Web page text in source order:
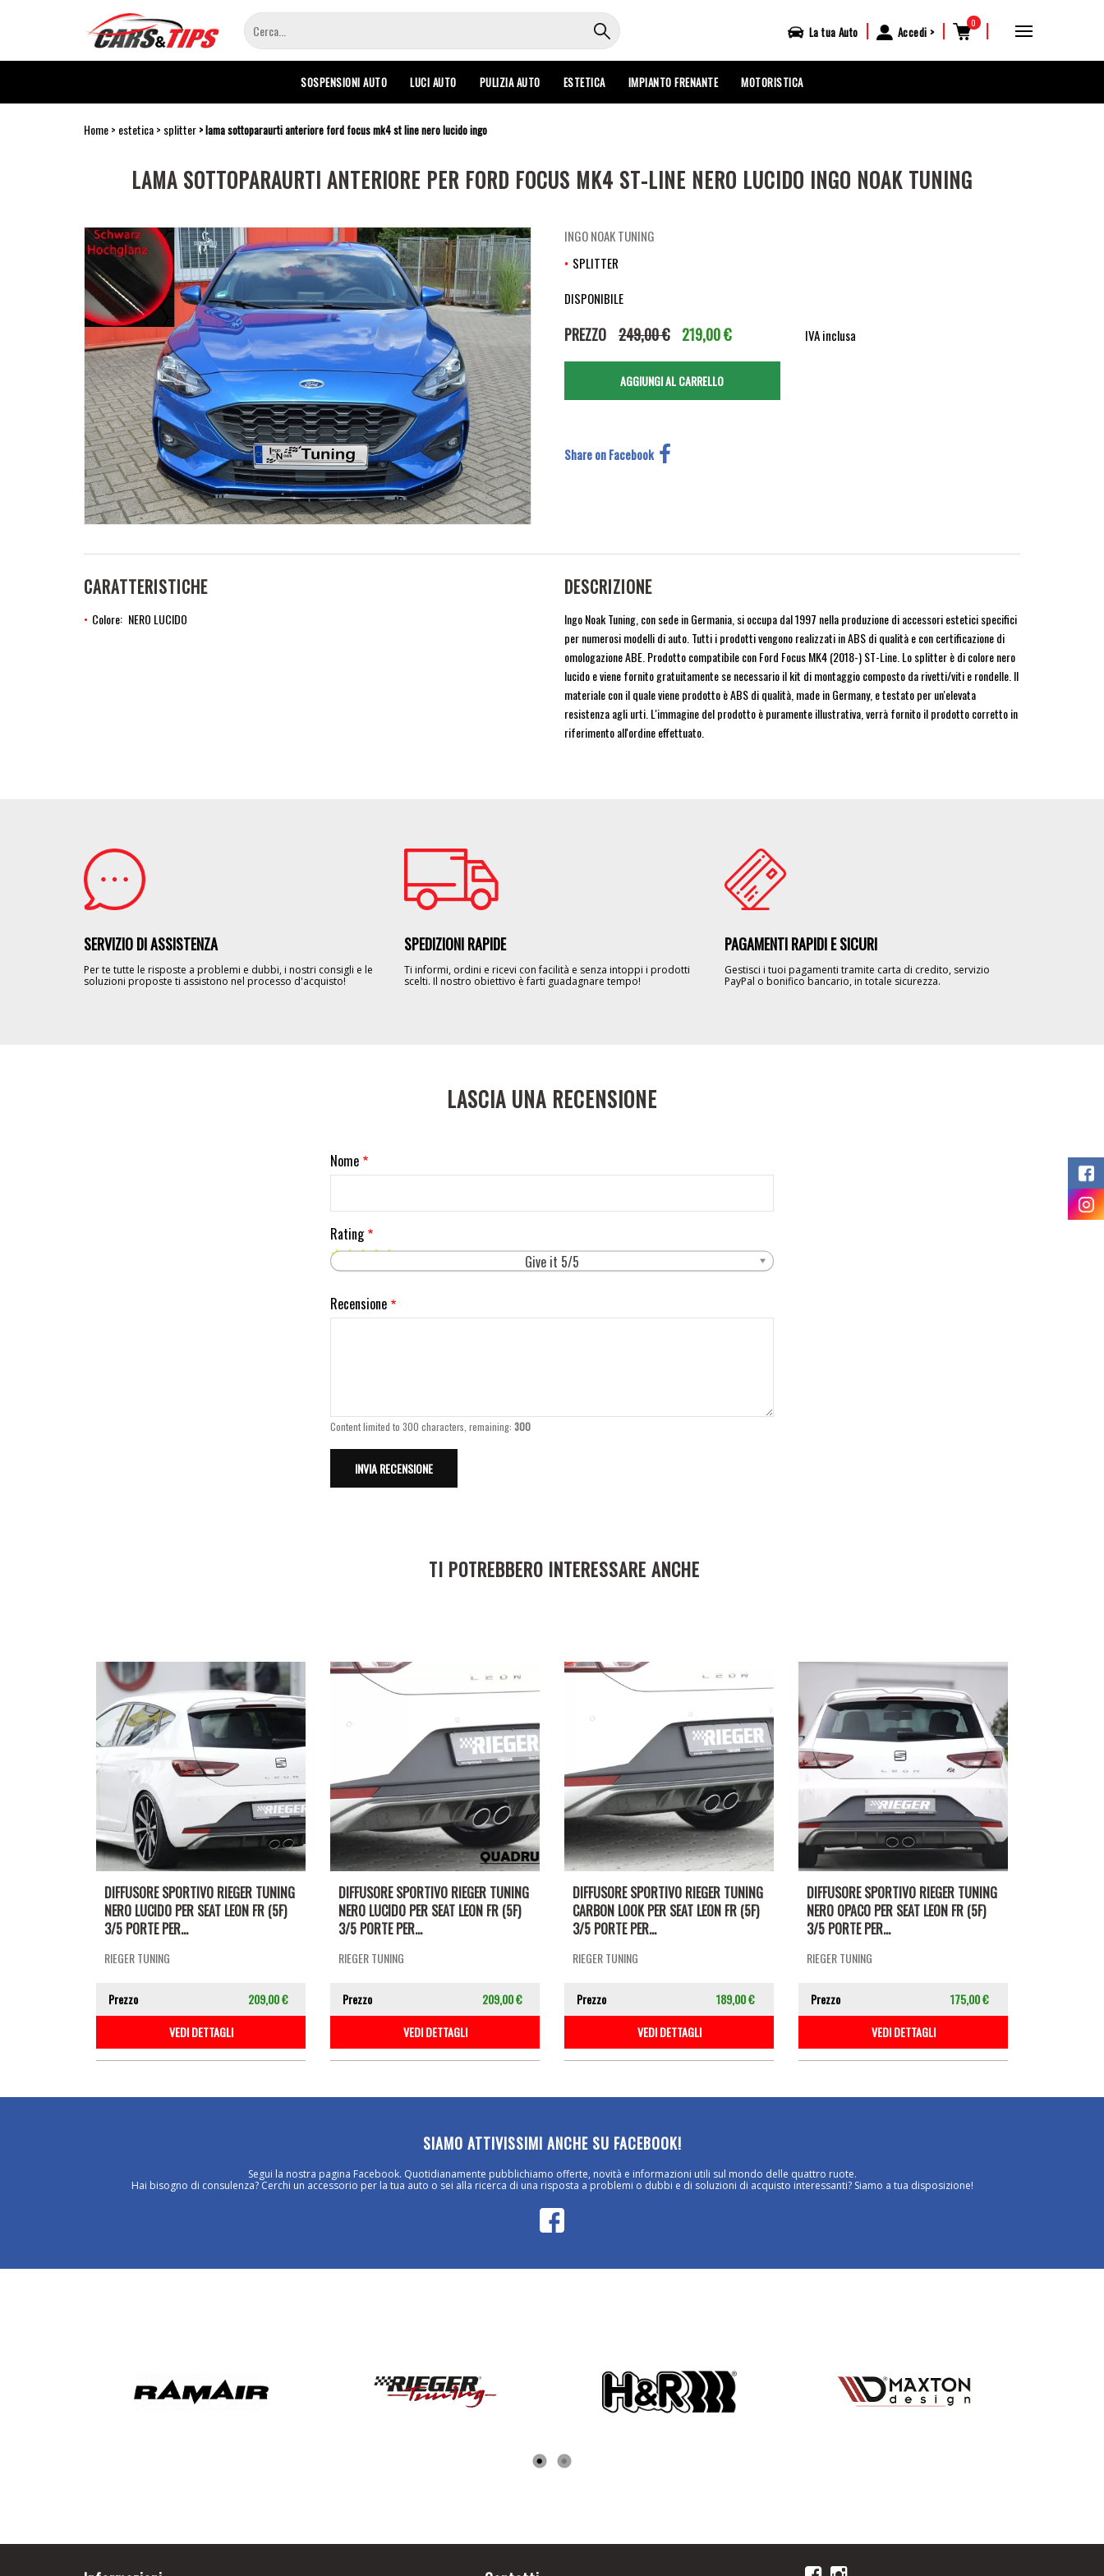
principale
La tua Auto | Accedi | 0 |
SOSPENSIONI AUTO LUCI AUTO PULIZIA AUTO ESTETICA IMPIANTO FRENANTE MOTORISTICA
Home estetica splitter lama sottoparaurti anteriore ford focus mk4 st line nero lucido ingo
LAMA SOTTOPARAURTI ANTERIORE PER FORD FOCUS MK4 ST-LINE NERO LUCIDO INGO NOAK TUNING
INGO NOAK TUNING
SPLITTER
DISPONIBILE
PREZZO 249,00 € 219,00 € IVA inclusa
Share on Facebook
CARATTERISTICHE
Colore NERO LUCIDO
DESCRIZIONE
Ingo Noak Tuning, con sede in Germania, si occupa dal 1997 nella produzione di accessori estetici specifici
per numerosi modelli di auto. Tutti i prodotti vengono realizzati in ABS di qualità e con certificazione di
omologazione ABE. Prodotto compatibile con Ford Focus MK4 (2018-) ST-Line. Lo splitter è di colore nero
lucido e viene fornito gratuitamente se necessario il kit di montaggio composto da rivetti/viti e rondelle. Il
materiale con il quale viene prodotto è ABS di qualità, made in Germany, e testato per un'elevata
resistenza agli urti. L'immagine del prodotto è puramente illustrativa, verrà fornito il prodotto corretto in
riferimento all'ordine effettuato.
Image
SERVIZIO DI ASSISTENZA
Per te tutte le risposte a problemi e dubbi, i nostri consigli e le
soluzioni proposte ti assistono nel processo d'acquisto!
Image
SPEDIZIONI RAPIDE
Ti informi, ordini e ricevi con facilità e senza intoppi i prodotti
scelti. Il nostro obiettivo è farti guadagnare tempo!
Image
PAGAMENTI RAPIDI E SICURI
Gestisci i tuoi pagamenti tramite carta di credito, servizio
PayPal o bonifico bancario, in totale sicurezza.
LASCIA UNA RECENSIONE
Nome
Rating
Give it 5/5
Recensione
Content limited to 300 characters, remaining: 300
TI POTREBBERO INTERESSARE ANCHE
DIFFUSORE SPORTIVO RIEGER TUNING
NERO LUCIDO PER SEAT LEON FR (5F)
3/5 PORTE PER...
RIEGER TUNING
Prezzo
209,00 €
VEDI DETTAGLI
DIFFUSORE SPORTIVO RIEGER TUNING
NERO LUCIDO PER SEAT LEON FR (5F)
3/5 PORTE PER...
RIEGER TUNING
Prezzo
209,00 €
VEDI DETTAGLI
DIFFUSORE SPORTIVO RIEGER TUNING
CARBON LOOK PER SEAT LEON FR (5F)
3/5 PORTE PER...
RIEGER TUNING
Prezzo
189,00 €
VEDI DETTAGLI
DIFFUSORE SPORTIVO RIEGER TUNING
NERO OPACO PER SEAT LEON FR (5F)
3/5 PORTE PER...
RIEGER TUNING
Prezzo
175,00 €
VEDI DETTAGLI
SIAMO ATTIVISSIMI ANCHE SU FACEBOOK!
Segui la nostra pagina Facebook. Quotidianamente pubblichiamo offerte, novità e informazioni utili sul mondo delle quattro ruote.
Hai bisogno di consulenza? Cerchi un accessorio per la tua auto o sei alla ricerca di una risposta a problemi o dubbi e di soluzioni di acquisto interessanti? Siamo a tua disposizione!